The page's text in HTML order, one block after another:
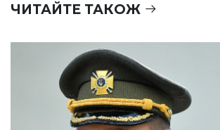
ЧИТАЙТЕ ТАКОЖ